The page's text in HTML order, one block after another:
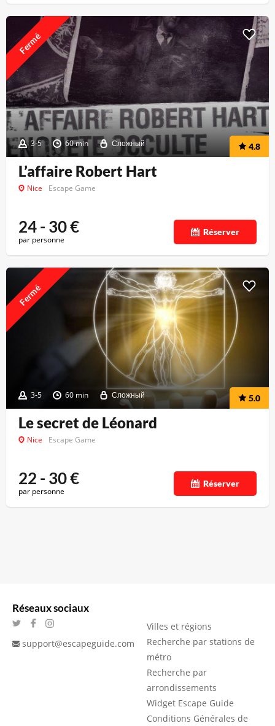
3-5 60 min Сложный 4.8
Fermé
L’affaire Robert Hart
Nice Escape Game
24 - 30€
par personne
Réserver
3-5 60 min Сложный 5.0
Fermé
Le secret de Léonard
Nice Escape Game
22 - 30€
par personne
Réserver
Réseaux sociaux
support@escapeguide.com
Villes et régions
Recherche par stations de
métro
Recherche par
arrondissements
Widget Escape Guide
Conditions Générales de